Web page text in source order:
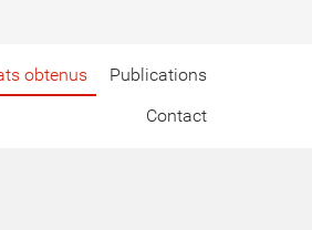
obtenus
Publications
Contact